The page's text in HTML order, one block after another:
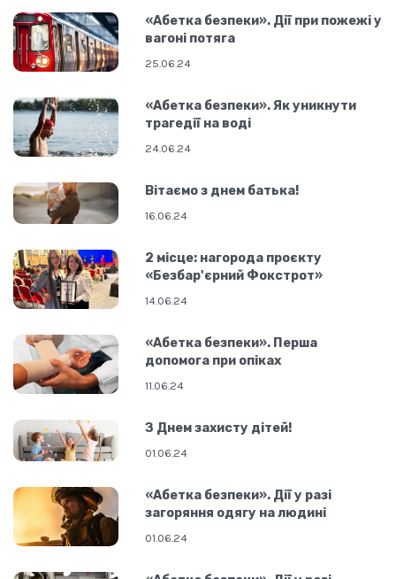
«Абетка безпеки». Дії при пожежі у
вагоні потяга
25.06.24
«Абетка безпеки». Як уникнути
трагедії на воді
24.06.24
Вітаємо з днем батька!
16.06.24
2 місце: нагорода проєкту
«Безбар'єрний Фокстрот»
14.06.24
«Абетка безпеки». Перша
допомога при опіках
11.06.24
З Днем захисту дітей!
01.06.24
«Абетка безпеки». Дії у разі
загоряння одягу на людині
01.06.24